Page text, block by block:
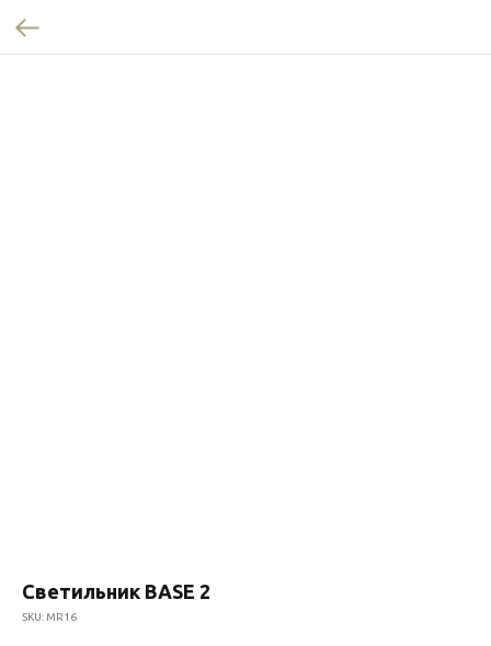
Светильник BASE 2
SKU: MR16